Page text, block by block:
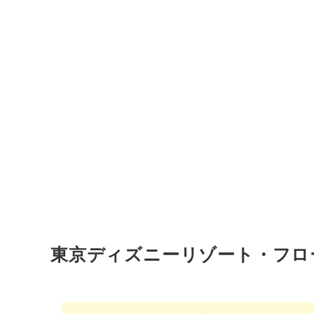
東京ディズニーリゾート・フ